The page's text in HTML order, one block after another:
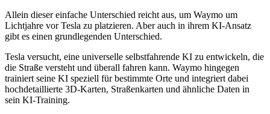
Allein dieser einfache Unterschied reicht aus, um Waymo um
Lichtjahre vor Tesla zu platzieren. Aber auch in ihrem KI-Ansatz
gibt es einen grundlegenden Unterschied.
Tesla versucht, eine universelle selbstfahrende KI zu entwickeln, die
die Straße versteht und überall fahren kann. Waymo hingegen
trainiert seine KI speziell für bestimmte Orte und integriert dabei
hochdetaillierte 3D-Karten, Straßenkarten und ähnliche Daten in
sein KI-Training.